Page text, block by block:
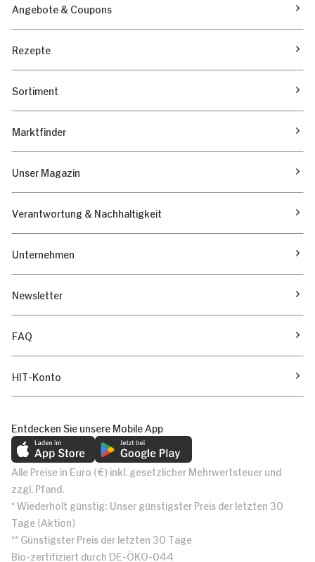
Angebote & Coupons
Rezepte
Sortiment
Marktfinder
Unser Magazin
Verantwortung & Nachhaltigkeit
Unternehmen
Newsletter
FAQ
HIT-Konto
Entdecken Sie unsere Mobile App
Alle Preise in Euro (€) inkl. gesetzlicher Mehrwertsteuer und
zzgl. Pfand.
* Wiederholt günstig: Unser günstigster Preis der letzten 30
Tage (Aktion)
** Günstigster Preis der letzten 30 Tage
Bio-zertifiziert durch DE-ÖKO-044